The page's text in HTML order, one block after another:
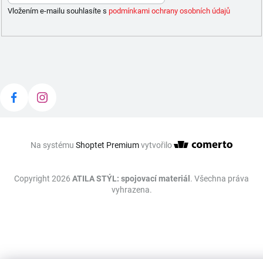
Vložením e-mailu souhlasíte s podmínkami ochrany osobních údajů
Na systému Shoptet Premiumvytvořilo
Copyright 2026 ATILA STÝL: spojovací materiál . Všechna práva
vyhrazena.